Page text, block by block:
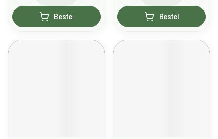
Bestel Bestel